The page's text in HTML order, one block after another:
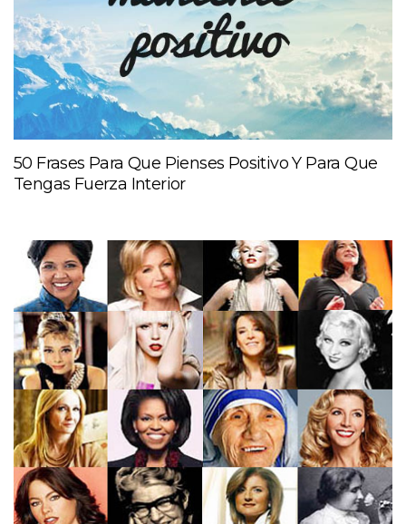
50 Frases Para Que Pienses Positivo Y Para Que
Tengas Fuerza Interior